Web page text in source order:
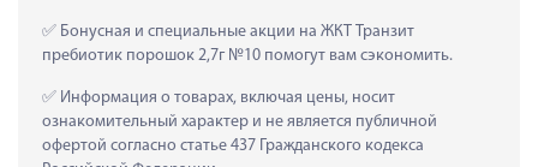
Бонусная и специальные акции на ЖКТ Транзит
пребиотик порошок 2,7г №10 помогут вам сэкономить.
Информация о товарах, включая цены, носит
ознакомительный характер и не является публичной
офертой согласно статье 437 Гражданского кодекса